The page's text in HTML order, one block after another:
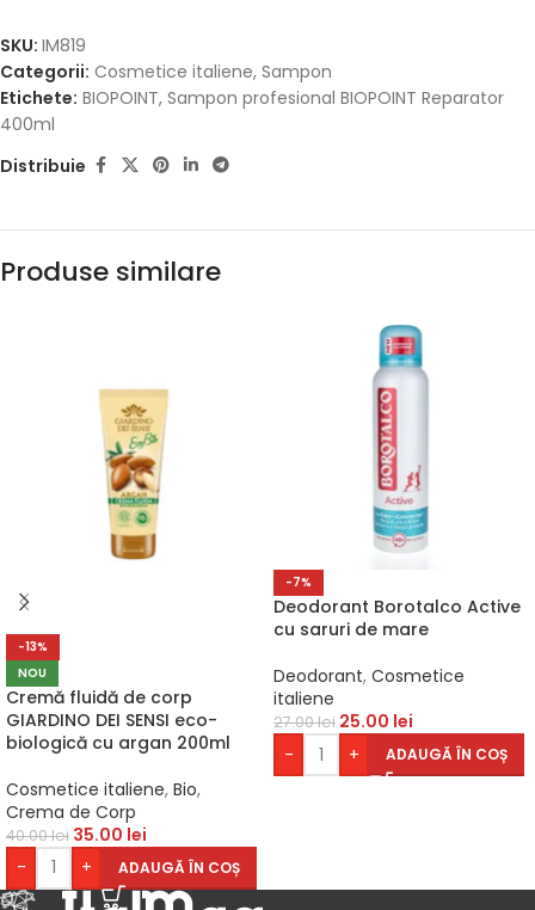
SKU: IM819
Categorii: Cosmetice italiene, Sampon
Etichete: BIOPOINT, Sampon profesional BIOPOINT Reparator
400ml
Distribuie
Produse similare
-13%
NOU
Cremă fluidă de corp
GIARDINO DEI SENSI eco-
biologică cu argan 200ml
Cosmetice italiene, Bio,
Crema de Corp
40.00lei 35.00 lei
-
+ ADAUGĂ ÎN COȘ
-7%
Deodorant Borotalco Active
cu saruri de mare
Deodorant, Cosmetice
italiene
27.00lei 25.00 lei
-
+ ADAUGĂ ÎN COȘ